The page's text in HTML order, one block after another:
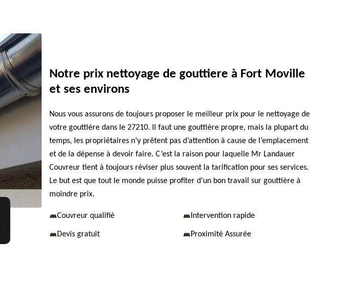
Notre prix nettoyage de gouttiere à Fort Moville
et ses environs
Nous vous assurons de toujours proposer le meilleur prix pour le nettoyage de
votre gouttière dans le 27210. Il faut une gouttière propre, mais la plupart du
temps, les propriétaires n’y prêtent pas d’attention à cause de l’emplacement
et de la dépense à devoir faire. C’est la raison pour laquelle Mr Landauer
Couvreur tient à toujours réviser plus souvent la tarification pour ses services.
Le but est que tout le monde puisse profiter d’un bon travail sur gouttière à
moindre prix.
Couvreur qualifié Intervention rapide
Devis gratuit Proximité Assurée